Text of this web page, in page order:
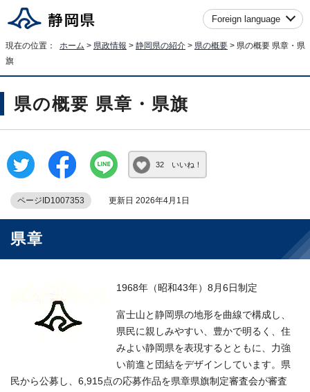
Foreign language
現在の位置： ホーム > 県政情報 > 静岡県の紹介 > 県の概要 > 県の概要 県章・県
旗
県の概要 県章・県旗
32 いいね！
ページID1007353 更新日 2026年4月1日
県章
1968年（昭和43年）8月6日制定
富士山と静岡県の地形を曲線で構成し、
県民に親しみやすい、豊かで明るく、住
みよい静岡県を表現するとともに、力強
い前進と団結をデザインしています。県
民から公募し、6,915点の応募作品を県章県旗制定審査会が審査